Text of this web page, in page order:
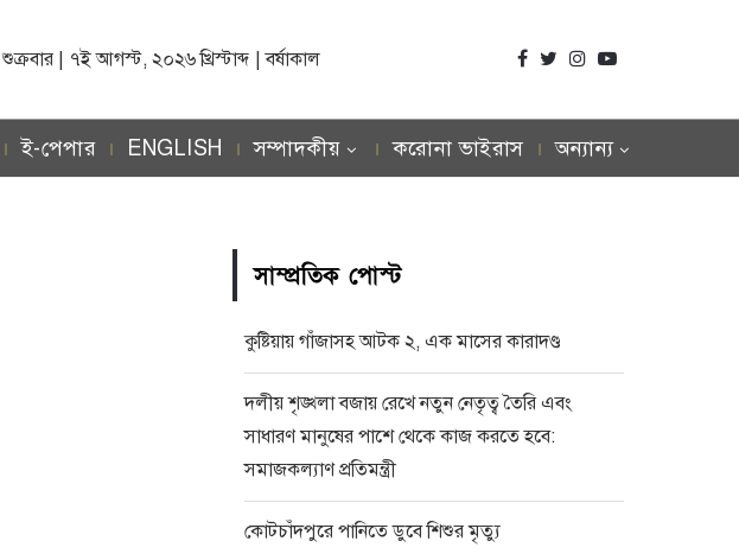
শুক্রবার | ৭ই আগস্ট, ২০২৬ খ্রিস্টাব্দ | বর্ষাকাল
ই-পেপার ENGLISH সম্পাদকীয় করোনা ভাইরাস অন্যান্য
সাম্প্রতিক পোস্ট
কুষ্টিয়ায় গাঁজাসহ আটক ২, এক মাসের কারাদণ্ড
দলীয় শৃঙ্খলা বজায় রেখে নতুন নেতৃত্ব তৈরি এবং
সাধারণ মানুষের পাশে থেকে কাজ করতে হবে:
সমাজকল্যাণ প্রতিমন্ত্রী
কোটচাঁদপুরে পানিতে ডুবে শিশুর মৃত্যু